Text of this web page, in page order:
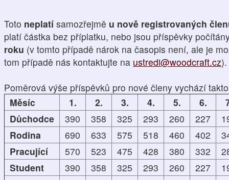
Toto neplatí samozřejmě u nově registrovaných
platí částka bez příplatku, nebo jsou příspěvky
roku (v tomto případě nárok na časopis není, ale je
tom případě nás kontaktujte na ustredi@woodcraft.cz).
Poměrová výše příspěvků pro nové členy vychází
Měsíc
1. 2. 3. 4. 5. 6.
Důchodce
390 358 325 293 260 227
Rodina
690 633 575 518 460 402
Pracující
570 523 475 428 380 332
Student
390 358 325 293 260 227